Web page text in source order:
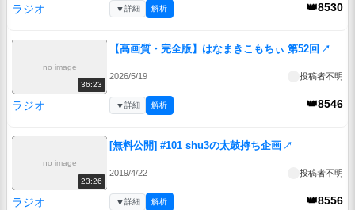
ラジオ 👑8530
▼詳細 解析
no image
36:23
【高画質・完全版】はなまきこもちぃ 第52回 ↗
2026/5/19 投稿者不明
ラジオ 👑8546
▼詳細 解析
no image
23:26
[無料公開] #101 shu3の太鼓持ち企画 ↗
2019/4/22 投稿者不明
ラジオ 👑8556
▼詳細 解析